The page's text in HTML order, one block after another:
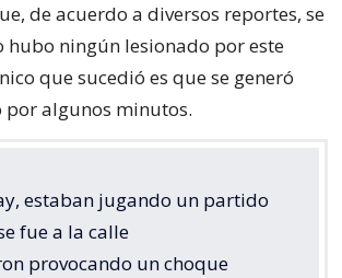
de acuerdo a diversos reportes, se
hubo ningún lesionado por este
que sucedió es que se generó
algunos minutos.
estaban jugando un partido
fue a la calle
provocando un choque